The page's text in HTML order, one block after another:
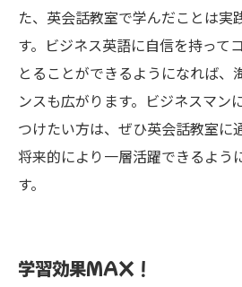
た、英会話教室で学んだことは実
す。ビジネス英語に自信を持って
とることができるようになれば、
ンスも広がります。ビジネスマン
つけたい方は、ぜひ英会話教室に
将来的により一層活躍できるよう
す。
学習効果MAX！